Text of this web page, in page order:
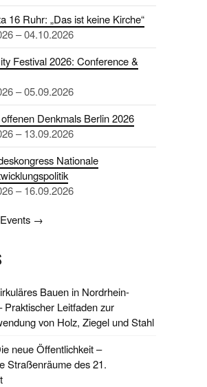
16 Ruhr: „Das ist keine Kirche“
– 04.10.2026
Festival 2026: Conference &
– 05.09.2026
Denkmals Berlin 2026
– 13.09.2026
Nationale
– 16.09.2026
→
Bauen in Nordrhein-
Praktischer Leitfaden zur
von Holz, Ziegel und Stahl
neue Öffentlichkeit –
Straßenräume des 21.